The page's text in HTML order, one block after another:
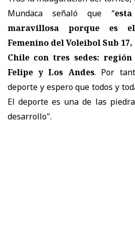
Mundaca señaló que “
maravillosa porque es
Femenino del Voleibol Sub
Chile con tres sedes:
Felipe y Los Andes. Por
deporte y espero que todos y
El deporte es una de las
desarrollo".